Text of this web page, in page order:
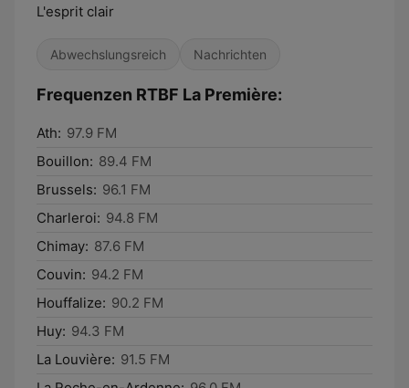
L'esprit clair
Abwechslungsreich Nachrichten
Frequenzen RTBF La Première:
Ath: 97.9 FM
Bouillon: 89.4 FM
Brussels: 96.1 FM
Charleroi: 94.8 FM
Chimay: 87.6 FM
Couvin: 94.2 FM
Houffalize: 90.2 FM
Huy: 94.3 FM
La Louvière: 91.5 FM